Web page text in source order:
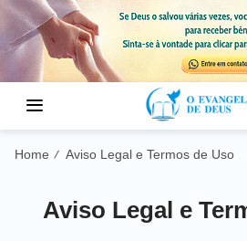
Home / Aviso Legal e Termos de Uso
Aviso Legal e